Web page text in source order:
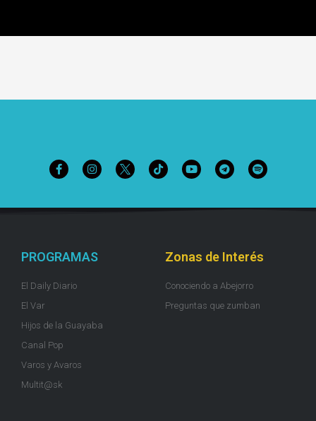
PROGRAMAS
El Daily Diario
El Var
Hijos de la Guayaba
Canal Pop
Varos y Avaros
Multit@sk
Zonas de Interés
Conociendo a Abejorro
Preguntas que zumban